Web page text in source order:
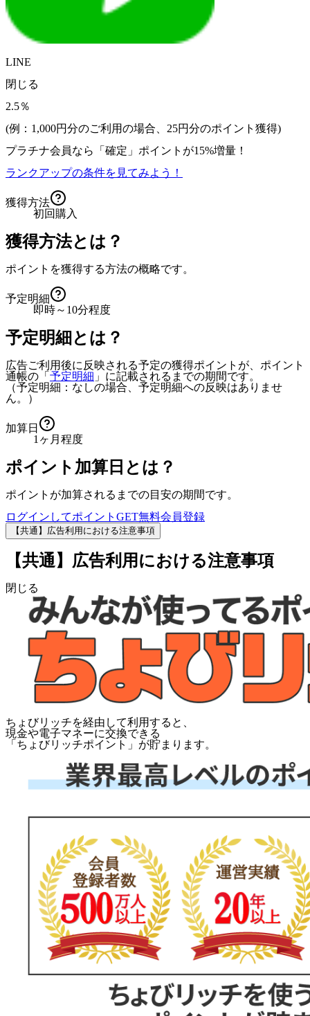
LINE
閉じる
2.5％
(例：1,000円分のご利用の場合、 25円分のポイント獲得)
プラチナ会員なら
「確定」 ポイントが15%増量！
ランクアップの条件を見てみよう！
獲得方法
初回購入
獲得方法とは？
ポイントを獲得する方法の概略です。
予定明細
即時～10分程度
予定明細とは？
広告ご利用後に反映される予定の獲得ポイントが、ポイント
通帳の「 予定明細 」に記載されるまでの期間です。
（予定明細：なしの場合、予定明細への反映はありませ
ん。）
加算日
1ヶ月程度
ポイント加算日とは？
ポイントが加算されるまでの目安の期間です。
ログインしてポイントGET無料会員登録
【共通】広告利用における注意事項
【共通】広告利用における注意事項
閉じる
ちょびリッチを経由して利用すると、
現金や電子マネーに交換できる
「 ちょびリッチポイント 」が貯まります。